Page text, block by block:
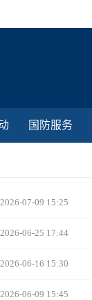
国防服务
2026-07-09 15:25
2026-06-25 17:44
2026-06-16 15:30
2026-06-09 15:45